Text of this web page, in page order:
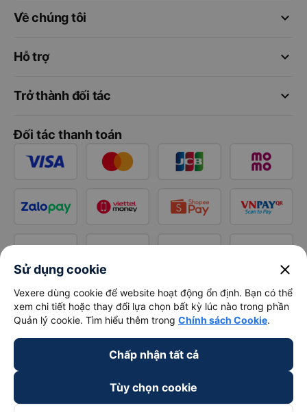
keyboard_arrow_down
Về chúng tôi
keyboard_arrow_down
Hỗ trợ
keyboard_arrow_down
Trở thành đối tác
Đối tác thanh toán
Sử dụng cookie close
Vexere dùng cookie để website hoạt động ổn định. Bạn có thể
xem chi tiết hoặc thay đổi lựa chọn bất kỳ lúc nào trong phần
Quản lý cookie. Tìm hiểu thêm trong Chính sách Cookie.
Chấp nhận tất cả
Tùy chọn cookie